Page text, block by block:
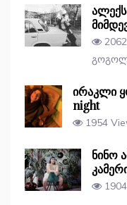
ირაკლი
night
1954
ნინო